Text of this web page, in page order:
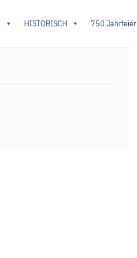
HISTORISCH 750 Jahrfeier